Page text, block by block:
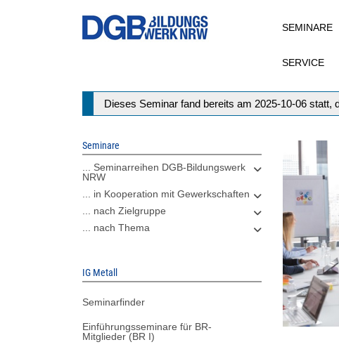
SEMINARE
SERVICE
Statusmeldung
Dieses Seminar fand bereits am 2025-10-06 statt,
Seminare
... Seminarreihen DGB-Bildungswerk
NRW
... in Kooperation mit Gewerkschaften
... nach Zielgruppe
... nach Thema
IG Metall
Seminarfinder
Einführungsseminare für BR-
Mitglieder (BR I)